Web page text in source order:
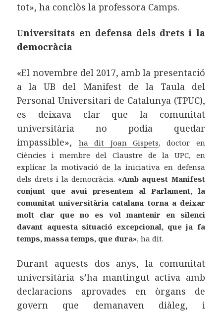
tot», ha conclòs la professora Camps.
Universitats en defensa dels drets i la
democràcia
«El novembre del 2017, amb la presentació
a la UB del Manifest de la Taula del
Personal Universitari de Catalunya (TPUC),
es deixava clar que la comunitat
universitària no podia quedar
impassible»,
ha dit Joan Gispets, doctor en
Ciències i membre del Claustre de la UPC, en
explicar la motivació de la iniciativa en defensa
dels drets i la democràcia. «Amb aquest Manifest
conjunt que avui presentem al Parlament, la
comunitat universitària catalana torna a deixar
molt clar que no es vol mantenir en silenci
davant aquesta situació excepcional, que ja fa
temps, massa temps, que dura», ha dit.
Durant aquests dos anys, la comunitat
universitària s’ha mantingut activa amb
declaracions aprovades en òrgans de
govern que demanaven diàleg, i